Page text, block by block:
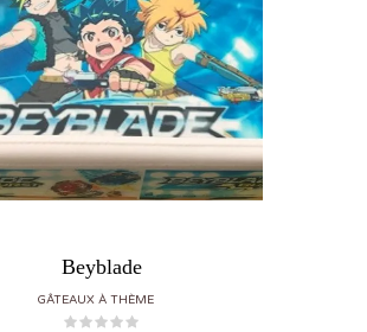
Beyblade
GÂTEAUX À THÈME